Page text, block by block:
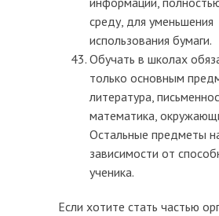
среду, для уменьшения
использования бумаги.
Обучать в школах
только основным
литература,
математика,
Остальные предметы
зависимости от
ученика.
Если хотите стать частью